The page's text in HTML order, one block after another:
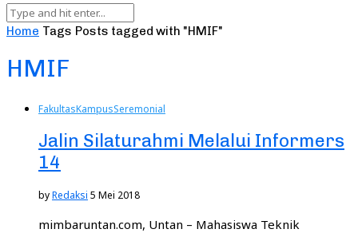
Home Tags Posts tagged with "HMIF"
HMIF
FakultasKampusSeremonial
Jalin Silaturahmi Melalui Informers
14
byRedaksi 5 Mei 2018
mimbaruntan.com, Untan – Mahasiswa Teknik